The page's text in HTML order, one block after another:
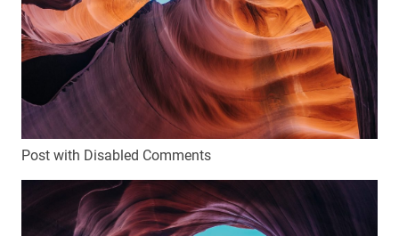
Post with Disabled Comments